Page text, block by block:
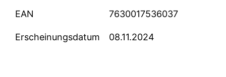
EAN 7630017536037
Erscheinungsdatum 08.11.2024